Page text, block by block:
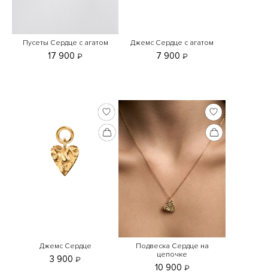
Пусеты Сердце с агатом
17 900₽
Джемс Сердце с агатом
7 900₽
Джемс Сердце
3 900₽
Подвеска Сердце на
цепочке
10 900 ₽